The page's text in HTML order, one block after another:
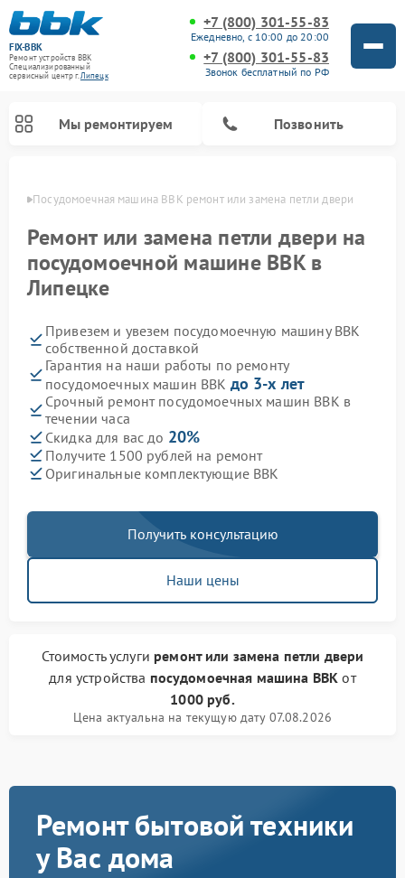
FIX-BBK
Ремонт устройств BBK
Специализированный
cервисный центр г.Липецк
+7 (800) 301-55-83
Ежедневно, с 10:00 до 20:00
+7 (800) 301-55-83
Звонок бесплатный по РФ
Мы ремонтируем Позвонить
Посудомоечная машина BBK ремонт или замена петли двери
Ремонт или замена петли двери на
посудомоечной машине BBK в
Липецке
Привезем и увезем посудомоечную машину BBK
собственной доставкой
Гарантия на наши работы по ремонту
посудомоечных машин BBK до 3-х лет
Срочный ремонт посудомоечных машин BBK в
течении часа
Скидка для вас до 20%
Получите 1500 рублей на ремонт
Оригинальные комплектующие BBK
Получить консультацию
Наши цены
Стоимость услуги ремонт или замена петли двери
для устройства посудомоечная машина BBK от
1000 руб.
Цена актуальна на текущую дату 07.08.2026
Ремонт бытовой техники
у Вас дома